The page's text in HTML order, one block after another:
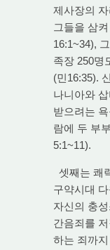
제사장의
그들을 삼
16:1~34),
족장 250명
(민16:35).
나니아와
받으려는
람에 두 부
5:1~11).
셋째는 쾌
구약시대
자신의 충
간음죄를
하는 죄까